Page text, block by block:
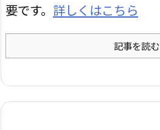
要です。 詳しくはこちら
記事を読む